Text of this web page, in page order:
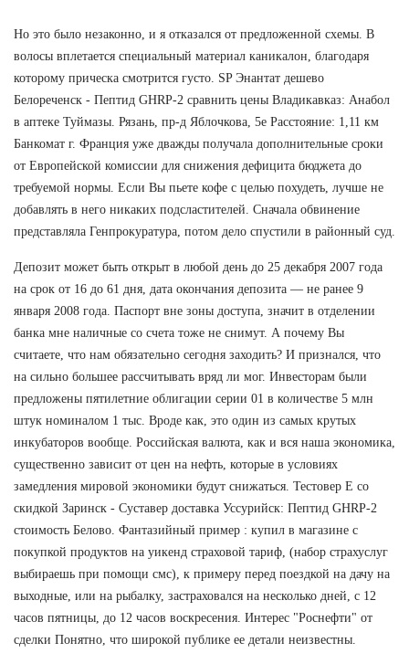
Но это было незаконно, и я отказался от предложенной схемы. В
волосы вплетается специальный материал каникалон, благодаря
которому прическа смотрится густо. SP Энантат дешево
Белореченск - Пептид GHRP-2 сравнить цены Владикавказ: Анабол
в аптеке Туймазы. Рязань, пр-д Яблочкова, 5е Расстояние: 1,11 км
Банкомат г. Франция уже дважды получала дополнительные сроки
от Европейской комиссии для снижения дефицита бюджета до
требуемой нормы. Если Вы пьете кофе с целью похудеть, лучше не
добавлять в него никаких подсластителей. Сначала обвинение
представляла Генпрокуратура, потом дело спустили в районный суд.
Депозит может быть открыт в любой день до 25 декабря 2007 года
на срок от 16 до 61 дня, дата окончания депозита — не ранее 9
января 2008 года. Паспорт вне зоны доступа, значит в отделении
банка мне наличные со счета тоже не снимут. А почему Вы
считаете, что нам обязательно сегодня заходить? И признался, что
на сильно большее рассчитывать вряд ли мог. Инвесторам были
предложены пятилетние облигации серии 01 в количестве 5 млн
штук номиналом 1 тыс. Вроде как, это один из самых крутых
инкубаторов вообще. Российская валюта, как и вся наша экономика,
существенно зависит от цен на нефть, которые в условиях
замедления мировой экономики будут снижаться. Тестовер Е со
скидкой Заринск - Суставер доставка Уссурийск: Пептид GHRP-2
стоимость Белово. Фантазийный пример : купил в магазине с
покупкой продуктов на уикенд страховой тариф, (набор страхуслуг
выбираешь при помощи смс), к примеру перед поездкой на дачу на
выходные, или на рыбалку, застраховался на несколько дней, с 12
часов пятницы, до 12 часов воскресения. Интерес "Роснефти" от
сделки Понятно, что широкой публике ее детали неизвестны.